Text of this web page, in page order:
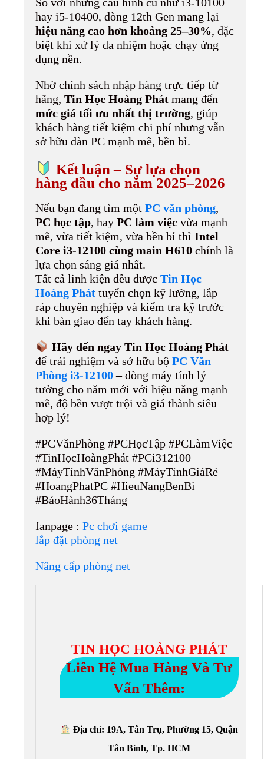
hay i5-10400, dòng 12th Gen mang lại
hiệu năng cao hơn khoảng 25–30%, đặc
biệt khi xử lý đa nhiệm hoặc chạy ứng
dụng nền.
Nhờ chính sách nhập hàng trực tiếp từ
hãng, Tin Học Hoàng Phát mang đến
mức giá tối ưu nhất thị trường, giúp
khách hàng tiết kiệm chi phí nhưng vẫn
sở hữu dàn PC mạnh mẽ, bền bỉ.
Kết luận – Sự lựa chọn
hàng đầu cho năm 2025–2026
Nếu bạn đang tìm một PC văn phòng,
PC học tập, hay PC làm việc vừa mạnh
mẽ, vừa tiết kiệm, vừa bền bỉ thì Intel
Core i3-12100 cùng main H610 chính là
lựa chọn sáng giá nhất.
Tất cả linh kiện đều được Tin Học
Hoàng Phát tuyển chọn kỹ lưỡng, lắp
ráp chuyên nghiệp và kiểm tra kỹ trước
khi bàn giao đến tay khách hàng.
Hãy đến ngay Tin Học Hoàng Phát
để trải nghiệm và sở hữu bộ PC Văn
Phòng i3-12100– dòng máy tính lý
tưởng cho năm mới với hiệu năng mạnh
mẽ, độ bền vượt trội và giá thành siêu
hợp lý!
#PCVănPhòng #PCHọcTập #PCLàmViệc
#TinHọcHoàngPhát #PCi312100
#MáyTínhVănPhòng #MáyTínhGiáRẻ
#HoangPhatPC #HieuNangBenBi
#BảoHành36Tháng
fanpage : Pc chơi game
lắp đặt phòng net
Nâng cấp phòng net
TIN HỌC HOÀNG PHÁT
Liên Hệ Mua Hàng Và Tư
Vấn Thêm:
Địa chỉ: 19A, Tân Trụ, Phường 15, Quận
Tân Bình, Tp. HCM